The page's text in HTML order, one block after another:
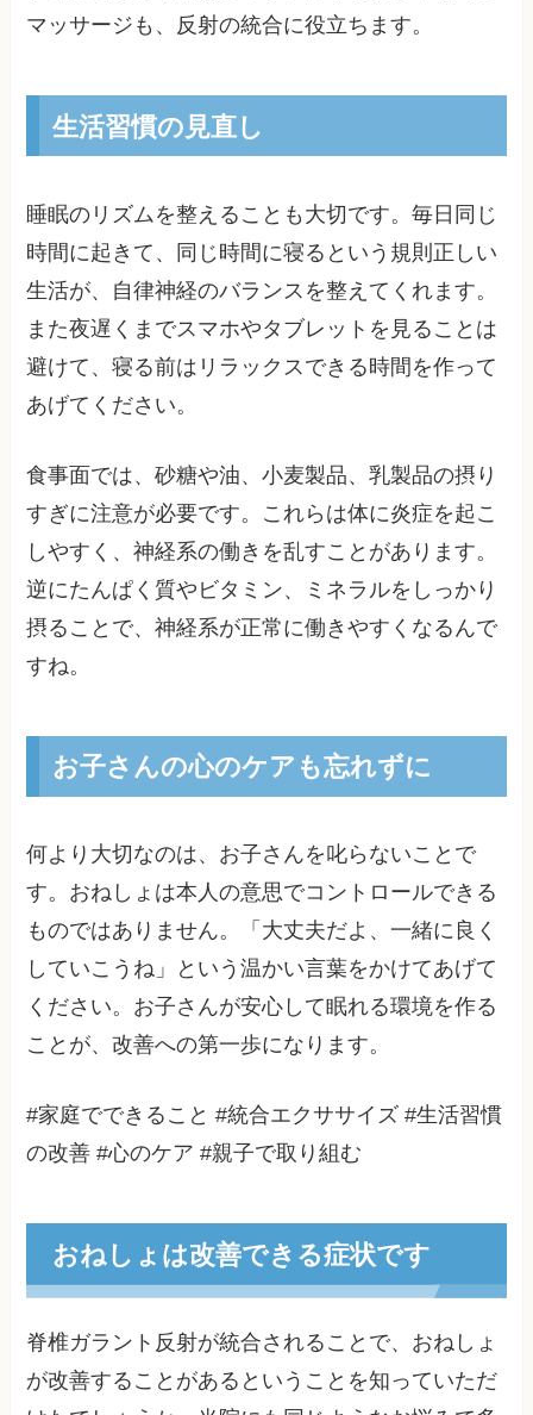
マッサージも、反射の統合に役立ちます。
生活習慣の見直し
睡眠のリズムを整えることも大切です。毎日同じ
時間に起きて、同じ時間に寝るという規則正しい
生活が、自律神経のバランスを整えてくれます。
また夜遅くまでスマホやタブレットを見ることは
避けて、寝る前はリラックスできる時間を作って
あげてください。
食事面では、砂糖や油、小麦製品、乳製品の摂り
すぎに注意が必要です。これらは体に炎症を起こ
しやすく、神経系の働きを乱すことがあります。
逆にたんぱく質やビタミン、ミネラルをしっかり
摂ることで、神経系が正常に働きやすくなるんで
すね。
お子さんの心のケアも忘れずに
何より大切なのは、お子さんを叱らないことで
す。おねしょは本人の意思でコントロールできる
ものではありません。「大丈夫だよ、一緒に良く
していこうね」という温かい言葉をかけてあげて
ください。お子さんが安心して眠れる環境を作る
ことが、改善への第一歩になります。
#家庭でできること #統合エクササイズ #生活習慣
の改善 #心のケア #親子で取り組む
おねしょは改善できる症状です
脊椎ガラント反射が統合されることで、おねしょ
が改善することがあるということを知っていただ